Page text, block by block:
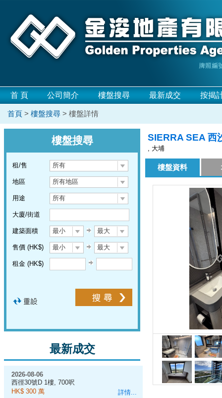
首 頁 公司簡介 樓盤搜尋 最新成交 按揭
首頁 > 樓盤搜尋 > 樓盤詳情
樓盤搜尋
租/售 所有
地區 所有地區
用途 所有
大廈/街道
建築面積 最小 最大
售價 (HK$) 最小 最大
租金 (HK$)
最新成交
詳情...
2026-08-06
西徑30號D 1樓, 700呎
HK$ 300 萬
SIERRA SEA 西
, 大埔
樓盤資料